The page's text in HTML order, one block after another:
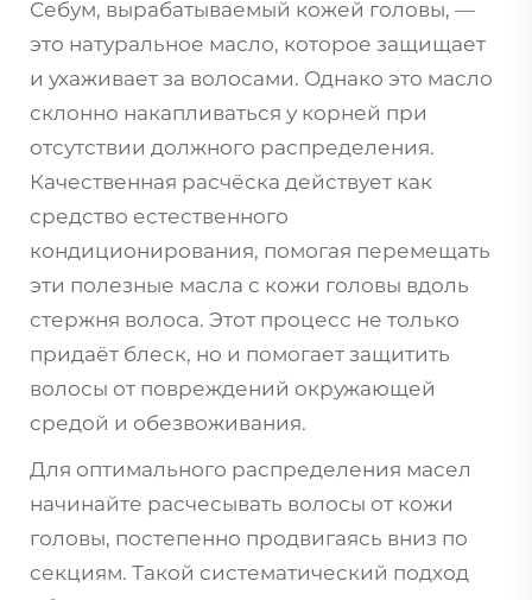
Себум, вырабатываемый кожей головы, —
это натуральное масло, которое защищает
и ухаживает за волосами. Однако это масло
склонно накапливаться у корней при
отсутствии должного распределения.
Качественная расчёска действует как
средство естественного
кондиционирования, помогая перемещать
эти полезные масла с кожи головы вдоль
стержня волоса. Этот процесс не только
придаёт блеск, но и помогает защитить
волосы от повреждений окружающей
средой и обезвоживания.
Для оптимального распределения масел
начинайте расчесывать волосы от кожи
головы, постепенно продвигаясь вниз по
секциям. Такой систематический подход